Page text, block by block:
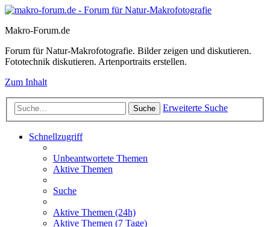
Makro-Forum.de
Forum für Natur-Makrofotografie. Bilder zeigen und diskutieren.
Fototechnik diskutieren. Artenportraits erstellen.
Zum Inhalt
Suche Erweiterte Suche
Schnellzugriff
Unbeantwortete Themen
Aktive Themen
Suche
Aktive Themen (24h)
Aktive Themen (7 Tage)